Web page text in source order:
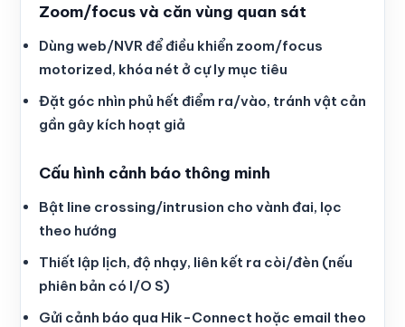
Zoom/focus và căn vùng quan sát
Dùng web/NVR để điều khiển zoom/focus
motorized, khóa nét ở cự ly mục tiêu
Đặt góc nhìn phủ hết điểm ra/vào, tránh vật cản
gần gây kích hoạt giả
Cấu hình cảnh báo thông minh
Bật line crossing/intrusion cho vành đai, lọc
theo hướng
Thiết lập lịch, độ nhạy, liên kết ra còi/đèn (nếu
phiên bản có I/O S)
Gửi cảnh báo qua Hik-Connect hoặc email theo